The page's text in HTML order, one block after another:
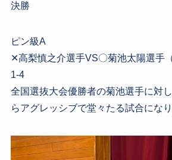
決勝
ピン級A
✕高梨慎之介選手VS〇菊池太陽選手
1-4
全国選抜大会優勝者の菊池選手に対
らアグレッシブで堂々たる試合になり